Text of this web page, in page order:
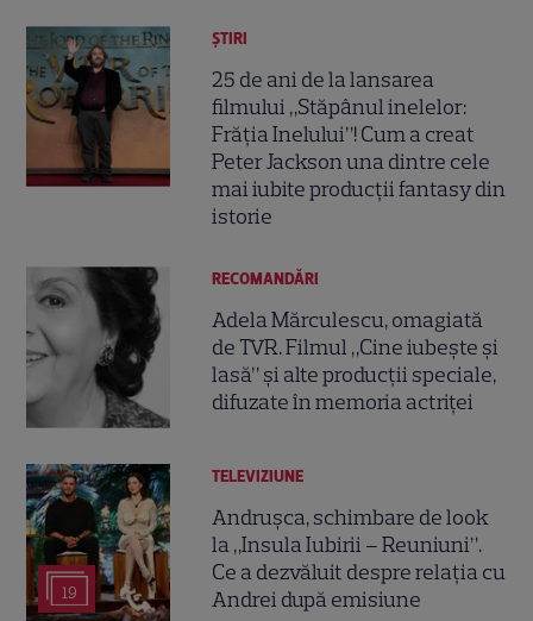
ȘTIRI
25 de ani de la lansarea
filmului „Stăpânul inelelor:
Frăția Inelului”! Cum a creat
Peter Jackson una dintre cele
mai iubite producții fantasy din
istorie
RECOMANDĂRI
Adela Mărculescu, omagiată
de TVR. Filmul „Cine iubește și
lasă” și alte producții speciale,
difuzate în memoria actriței
19
TELEVIZIUNE
Andrușca, schimbare de look
la „Insula Iubirii – Reuniuni”.
Ce a dezvăluit despre relația cu
Andrei după emisiune